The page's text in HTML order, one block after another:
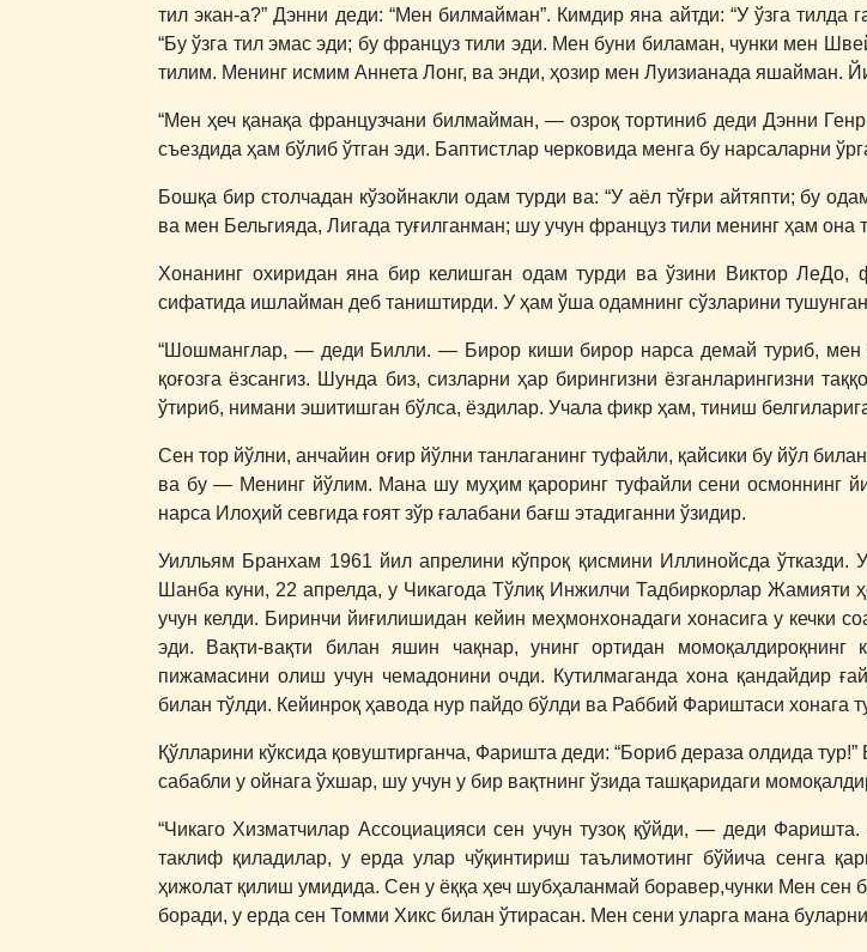
тил экан-а?” Дэнни деди: “Мен билмайман”. Кимдир яна айтди: “У ўзга
“Бу ўзга тил эмас эди; бу француз тили эди. Мен буни биламан, чунки мен
тилим. Менинг исмим Аннета Лонг, ва энди, ҳозир мен Луизианада яшайман.
“Мен ҳеч қанақа французчани билмайман, ― озроқ тортиниб деди Дэнни
съездида ҳам бўлиб ўтган эди. Баптистлар черковида менга бу нарсаларни
Бошқа бир столчадан кўзойнакли одам турди ва: “У аёл тўғри айтяпти; бу
ва мен Бельгияда, Лигада туғилганман; шу учун француз тили менинг ҳам она
Хонанинг охиридан яна бир келишган одам турди ва ўзини Виктор
сифатида ишлайман деб таништирди. У ҳам ўша одамнинг сўзларини
“Шошманглар, ― деди Билли. ― Бирор киши бирор нарса демай туриб, мен
қоғозга ёзсангиз. Шунда биз, сизларни ҳар бирингизни ёзганларингизни
ўтириб, нимани эшитишган бўлса, ёздилар. Учала фикр ҳам, тиниш
Сен тор йўлни, анчайин оғир йўлни танлаганинг туфайли, қайсики бу йўл
ва бу ― Менинг йўлим. Мана шу муҳим қароринг туфайли сени осмоннинг
нарса Илоҳий севгида ғоят зўр ғалабани бағш этадиганни ўзидир.
Уилльям Бранхам 1961 йил апрелини кўпроқ қисмини Иллинойсда ўтказди.
Шанба куни, 22 апрелда, у Чикагода Тўлиқ Инжилчи Тадбиркорлар
учун келди. Биринчи йиғилишидан кейин меҳмонхонадаги хонасига у кечки
эди. Вақти-вақти билан яшин чақнар, унинг ортидан
пижамасини олиш учун чемадонини очди. Кутилмаганда хона қандайдир
билан тўлди. Кейинроқ ҳавода нур пайдо бўлди ва Раббий Фариштаси хонага
Қўлларини кўксида қовуштирганча, Фаришта деди: “Бориб дераза олдида
сабабли у ойнага ўхшар, шу учун у бир вақтнинг ўзида ташқаридаги
“Чикаго Хизматчилар Ассоциацияси сен учун тузоқ қўйди, ― деди
таклиф қиладилар, у ерда улар чўқинтириш таълимотинг бўйича сенга
ҳижолат қилиш умидида. Сен у ёққа ҳеч шубҳаланмай боравер,чунки Мен сен
боради, у ерда сен Томми Хикс билан ўтирасан. Мен сени уларга мана